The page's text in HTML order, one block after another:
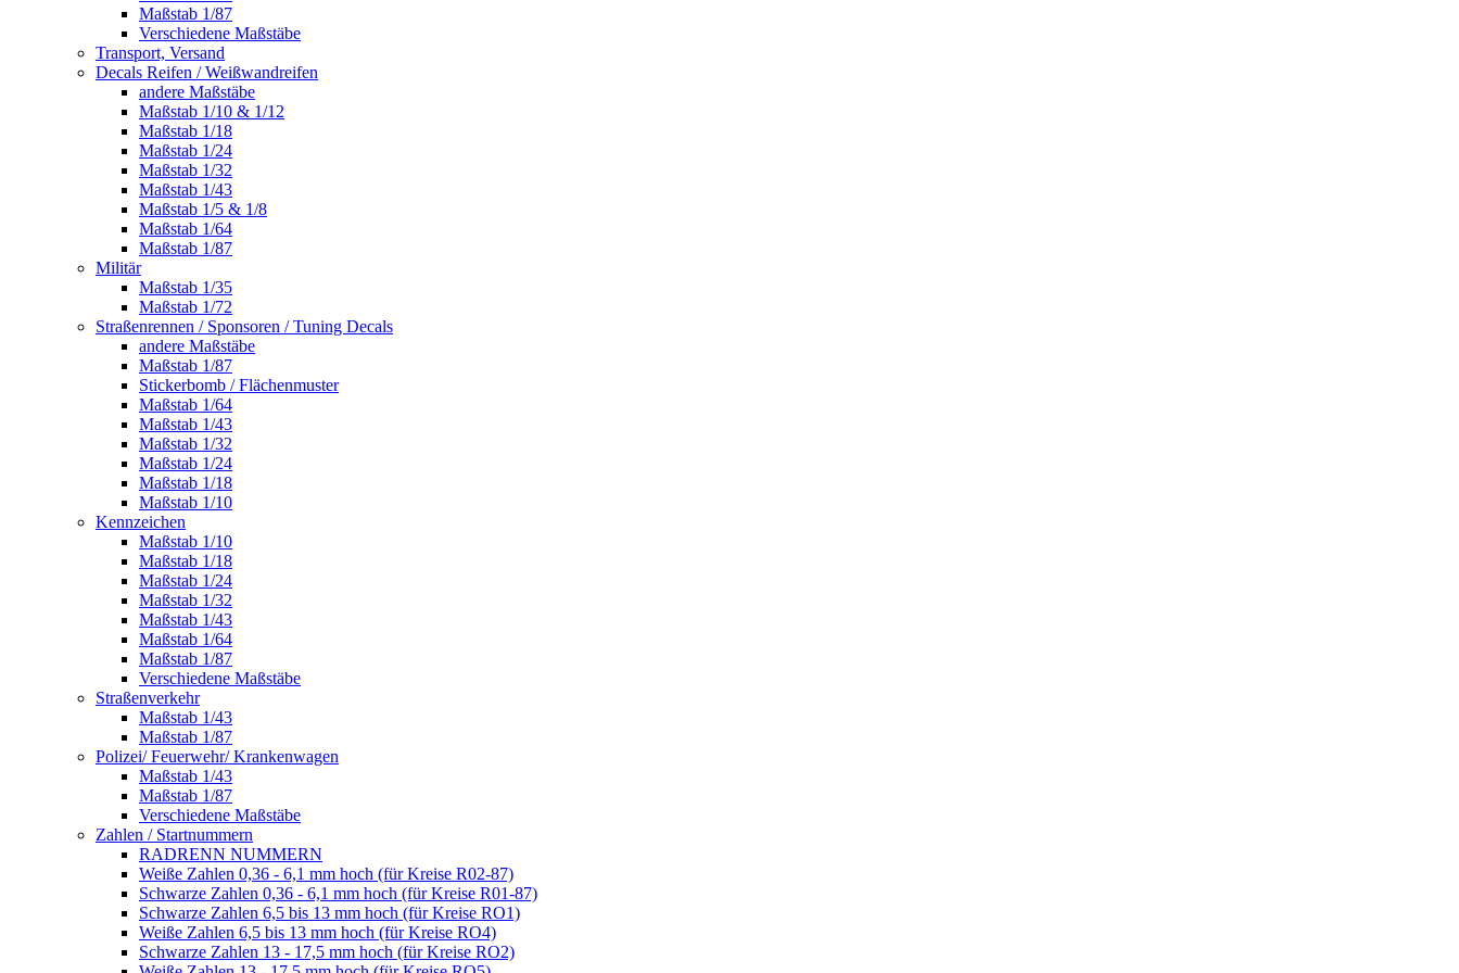
Maßstab 1/87
Verschiedene Maßstäbe
Transport, Versand
Decals Reifen / Weißwandreifen
andere Maßstäbe
Maßstab 1/10 & 1/12
Maßstab 1/18
Maßstab 1/24
Maßstab 1/32
Maßstab 1/43
Maßstab 1/5 & 1/8
Maßstab 1/64
Maßstab 1/87
Militär
Maßstab 1/35
Maßstab 1/72
Straßenrennen / Sponsoren / Tuning Decals
andere Maßstäbe
Maßstab 1/87
Stickerbomb / Flächenmuster
Maßstab 1/64
Maßstab 1/43
Maßstab 1/32
Maßstab 1/24
Maßstab 1/18
Maßstab 1/10
Kennzeichen
Maßstab 1/10
Maßstab 1/18
Maßstab 1/24
Maßstab 1/32
Maßstab 1/43
Maßstab 1/64
Maßstab 1/87
Verschiedene Maßstäbe
Straßenverkehr
Maßstab 1/43
Maßstab 1/87
Polizei/ Feuerwehr/ Krankenwagen
Maßstab 1/43
Maßstab 1/87
Verschiedene Maßstäbe
Zahlen / Startnummern
RADRENN NUMMERN
Weiße Zahlen 0,36 - 6,1 mm hoch (für Kreise R02-87)
Schwarze Zahlen 0,36 - 6,1 mm hoch (für Kreise R01-87)
Schwarze Zahlen 6,5 bis 13 mm hoch (für Kreise RO1)
Weiße Zahlen 6,5 bis 13 mm hoch (für Kreise RO4)
Schwarze Zahlen 13 - 17,5 mm hoch (für Kreise RO2)